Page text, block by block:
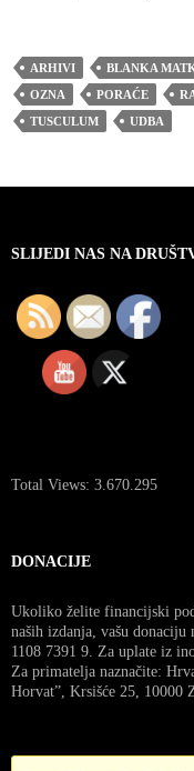
ARHIVI BLANKA
OZNA
PORAĆE
TUSCULUM
UDBA
SLIJEDI NAS NA
Total Views: 3.670.295
DONACIJE
Ukoliko želite financijski
naših izdanja, vašu
1108 7391 9. Za uplate iz
Za primatelja naznačite:
Horvat”, Krsišće 25, 10000